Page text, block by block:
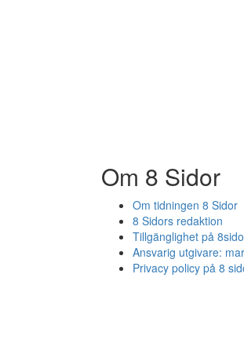
Om 8 Sidor
Om tidningen 8 Sidor
8 Sidors redaktion
Tillgänglighet på
Ansvarig utgivare:
Privacy policy på 8